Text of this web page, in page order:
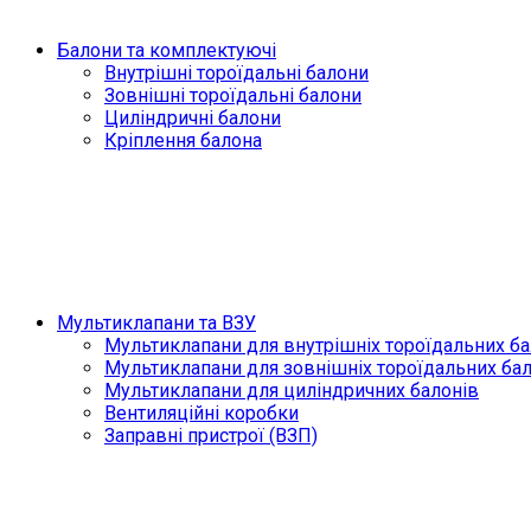
Балони та комплектуючі
Внутрішні тороїдальні балони
Зовнішні тороїдальні балони
Циліндричні балони
Кріплення балона
Мультиклапани та ВЗУ
Мультиклапани для внутрішніх тороїдальних
Мультиклапани для зовнішніх тороїдальних
Мультиклапани для циліндричних балонів
Вентиляційні коробки
Заправні пристрої (ВЗП)